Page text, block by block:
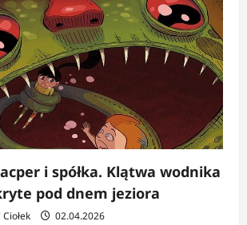
i spółka. Klątwa wodnika
pod dnem jeziora
02.04.2026